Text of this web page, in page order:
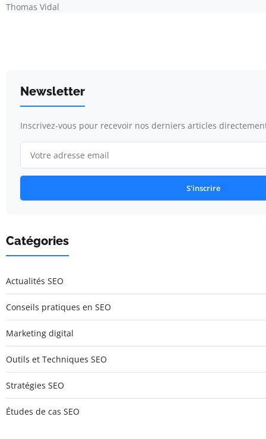
Thomas Vidal
Newsletter
Inscrivez-vous pour recevoir nos derniers articles
S'inscrire
Catégories
Actualités SEO
Conseils pratiques en SEO
Marketing digital
Outils et Techniques SEO
Stratégies SEO
Études de cas SEO